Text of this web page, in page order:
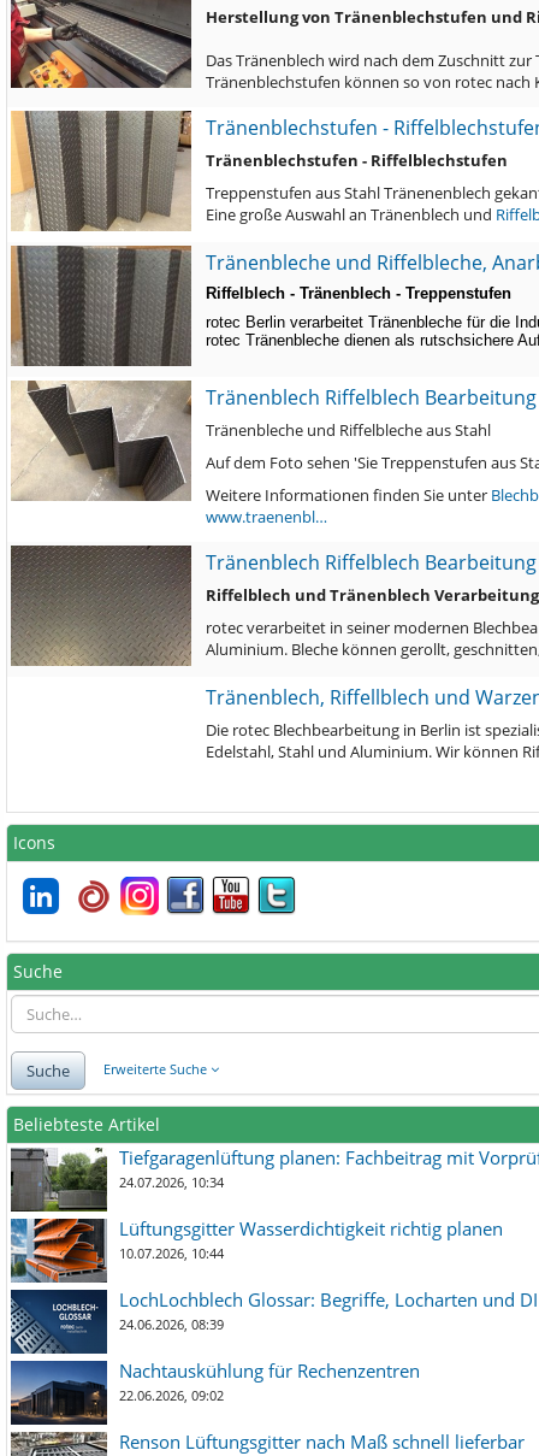
Herstellung von Tränenblechstufen und
Das Tränenblech wird nach dem Zuschnitt
Tränenblechstufen können so von rotec
Tränenblechstufen -
Tränenblechstufen - Riffelblechstufen
Treppenstufen aus Stahl Tränenenblech
Eine große Auswahl an Tränenblech und
Tränenbleche und Riffelbleche,
Riffelblech - Tränenblech - Treppenstufen
rotec Berlin verarbeitet Tränenbleche für die
rotec Tränenbleche dienen als rutschsichere
Tränenblech Riffelblech Bearbeitung
Tränenbleche und Riffelbleche aus Stahl
Auf dem Foto sehen 'Sie Treppenstufen aus
Weitere Informationen finden Sie unter
www.traenenbl…
Tränenblech Riffelblech Bearbeitung
Riffelblech und Tränenblech
rotec verarbeitet in seiner modernen
Aluminium. Bleche können gerollt,
Tränenblech, Riffellblech und
Die rotec Blechbearbeitung in Berlin ist
Edelstahl, Stahl und Aluminium. Wir können
Icons
Suche
Suche Erweiterte Suche
Beliebteste Artikel
Tiefgaragenlüftung planen: Fachbeitrag mit
24.07.2026, 10:34
Lüftungsgitter Wasserdichtigkeit richtig planen
10.07.2026, 10:44
LochLochblech Glossar: Begriffe, Locharten und
24.06.2026, 08:39
Nachtauskühlung für Rechenzentren
22.06.2026, 09:02
Renson Lüftungsgitter nach Maß schnell lieferbar